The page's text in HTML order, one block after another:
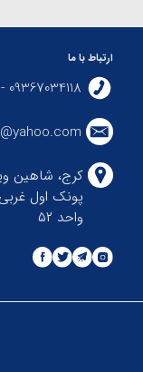
ارتباط با ما
09367034118 - 09195045363
کرج، شاهین
پونک اول
واحد ۵۲